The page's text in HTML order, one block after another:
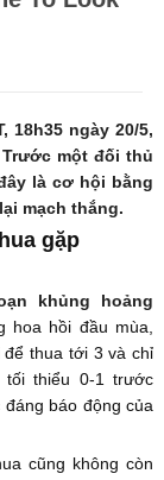
18h35 ngày 20/5,
một đối thủ
là cơ hội bằng
mạch thắng.
gặp
khủng hoảng
hoa hồi đầu mùa,
để thua tới 3 và chỉ
thiểu 0-1 trước
báo động của
cũng không còn